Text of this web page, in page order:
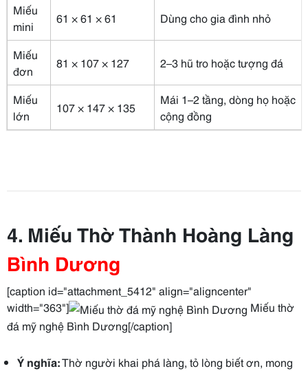
Miếu
mini
61 × 61 × 61 Dùng cho gia đình nhỏ
Miếu
đơn
81 × 107 × 127 2–3 hũ tro hoặc tượng đá
Miếu
lớn
107 × 147 × 135
Mái 1–2 tầng, dòng họ hoặc
cộng đồng
4. Miếu Thờ Thành Hoàng Làng
Bình Dương
[caption id="attachment_5412" align="aligncenter"
width="363"]
Miếu thờ
đá mỹ nghệ Bình Dương[/caption]
Ý nghĩa:Thờ người khai phá làng, tỏ lòng biết ơn, mong